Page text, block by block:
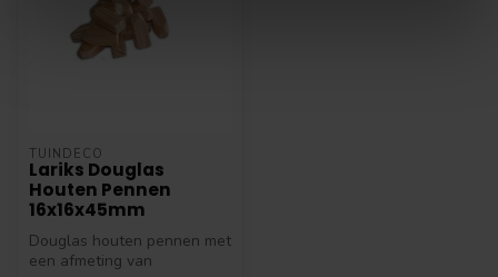
TUINDECO
Lariks Douglas
Houten Pennen
16x16x45mm
Douglas houten pennen met
een afmeting van